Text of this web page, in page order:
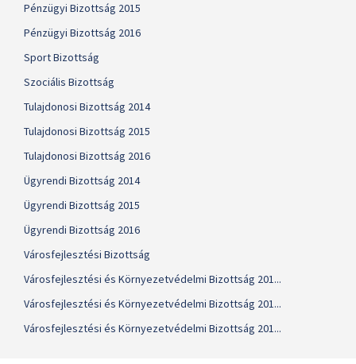
Pénzügyi Bizottság 2015
Pénzügyi Bizottság 2016
Sport Bizottság
Szociális Bizottság
Tulajdonosi Bizottság 2014
Tulajdonosi Bizottság 2015
Tulajdonosi Bizottság 2016
Ügyrendi Bizottság 2014
Ügyrendi Bizottság 2015
Ügyrendi Bizottság 2016
Városfejlesztési Bizottság
Városfejlesztési és Környezetvédelmi Bizottság 201...
Városfejlesztési és Környezetvédelmi Bizottság 201...
Városfejlesztési és Környezetvédelmi Bizottság 201...